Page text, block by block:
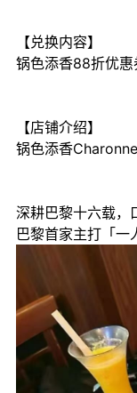
【兑换内容】
锅色添香88折优惠
【店铺介绍】
锅色添香
深耕巴黎十六载，
巴黎首家主打「一